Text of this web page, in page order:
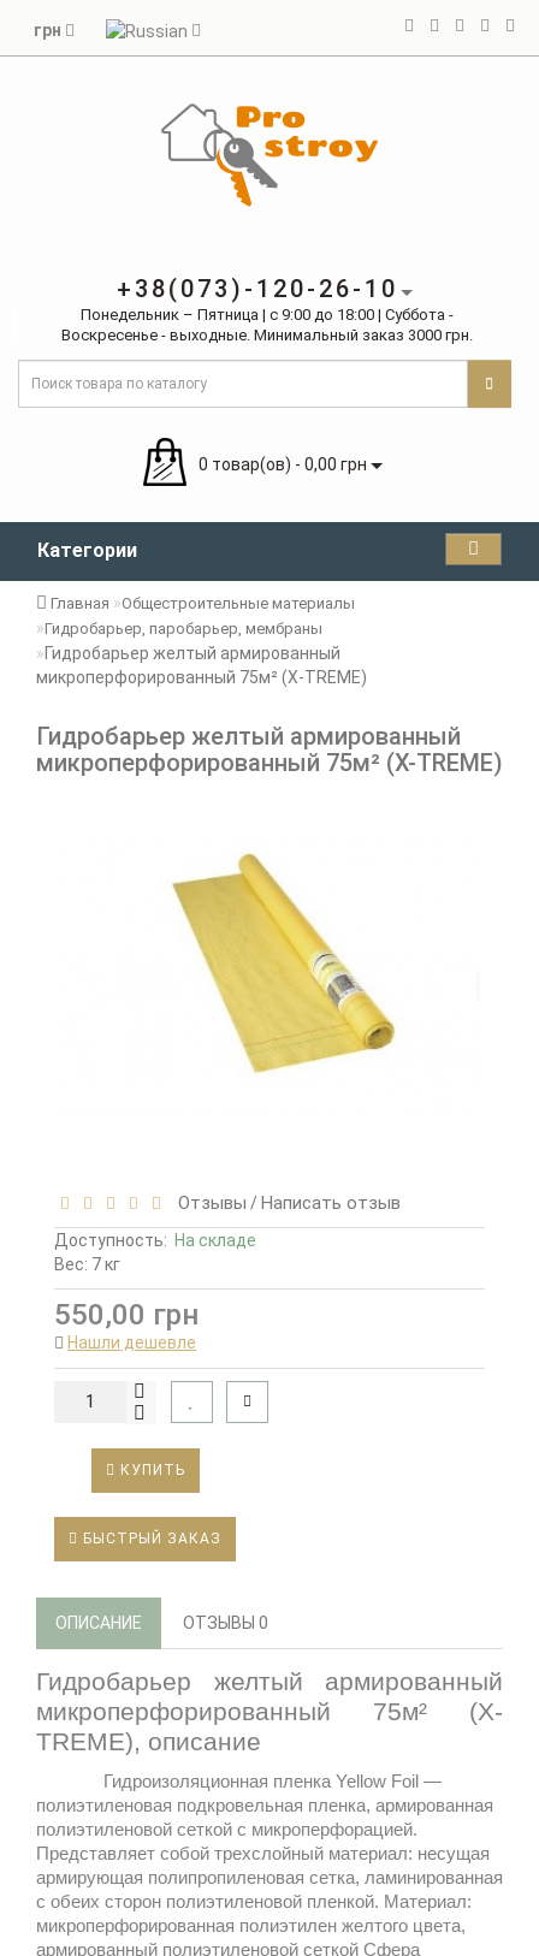
грн
+38(073)-120-26-10
Понедельник – Пятница | с 9:00 до 18:00 | Суббота -
Воскресенье - выходные. Минимальный заказ 3000 грн.
0 товар(ов) - 0,00 грн
Категории
Главная
Общестроительные материалы
Гидробарьер, паробарьер, мембраны
Гидробарьер желтый армированный
микроперфорированный 75м² (Х-TREME)
Гидробарьер желтый армированный
микроперфорированный 75м² (Х-TREME)
Отзывы /Написать отзыв
Доступность: На складе
Вес: 7 кг
550,00 грн
Нашли дешевле
КУПИТЬ
БЫСТРЫЙ ЗАКАЗ
ОПИСАНИЕ ОТЗЫВЫ 0
Гидробарьер желтый армированный
микроперфорированный 75м² (Х-
TREME), описание
Гидроизоляционная пленка Yellow Foil —
полиэтиленовая подкровельная пленка, армированная
полиэтиленовой сеткой с микроперфорацией.
Представляет собой трехслойный материал: несущая
армирующая полипропиленовая сетка, ламинированная
с обеих сторон полиэтиленовой пленкой. Материал:
микроперфорированная полиэтилен желтого цвета,
армированный полиэтиленовой сеткой Сфера